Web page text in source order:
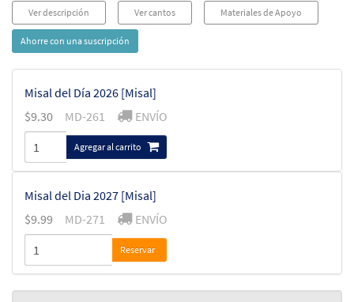
Ver descripción Ver cantos Materiales de Apoyo
Ahorre con una suscripción
Misal del Día 2026 [Misal]
$9.30 MD-261 ENVÍO
Agregar al carrito
Misal del Dia 2027 [Misal]
$9.99 MD-271 ENVÍO
Reservar